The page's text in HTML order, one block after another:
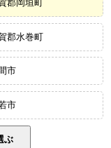
郡岡垣町
郡水巻町
市
市